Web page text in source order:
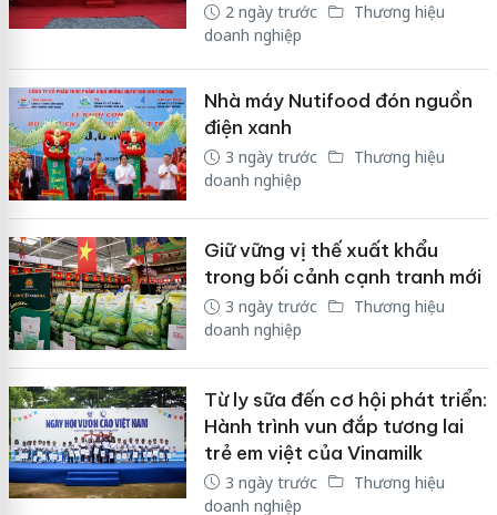
2 ngày trước
Thương hiệu
doanh nghiệp
Nhà máy Nutifood đón nguồn
điện xanh
3 ngày trước
Thương hiệu
doanh nghiệp
Giữ vững vị thế xuất khẩu
trong bối cảnh cạnh tranh mới
3 ngày trước
Thương hiệu
doanh nghiệp
Từ ly sữa đến cơ hội phát triển:
Hành trình vun đắp tương lai
trẻ em việt của Vinamilk
3 ngày trước
Thương hiệu
doanh nghiệp